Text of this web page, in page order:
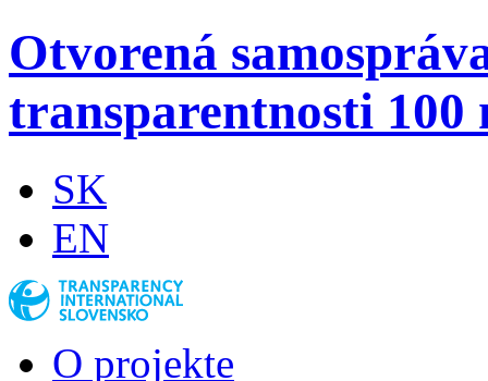
Otvorená
transparentnosti 100
SK
EN
O projekte